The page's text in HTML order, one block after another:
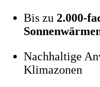
Bis zu 2.000-
Nachhaltige
Klimazonen